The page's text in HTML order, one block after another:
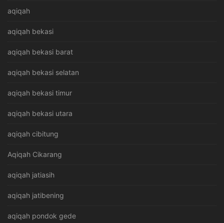
aqiqah
aqiqah bekasi
aqiqah bekasi barat
aqiqah bekasi selatan
aqiqah bekasi timur
aqiqah bekasi utara
aqiqah cibitung
Aqiqah Cikarang
aqiqah jatiasih
aqiqah jatibening
aqiqah pondok gede